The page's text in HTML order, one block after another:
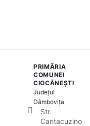
PRIMĂRIA
COMUNEI
CIOCĂNEȘTI
Județul
Dâmbovița
Str.
Cantacuzino